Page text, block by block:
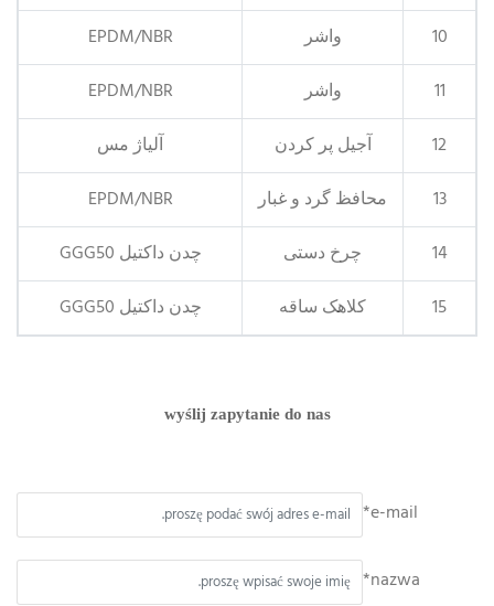
10
واشر
EPDM/NBR
11
واشر
EPDM/NBR
12
آجیل پر کردن
آلیاژ مس
13
محافظ گرد و غبار
EPDM/NBR
14
چرخ دستی
چدن داکتیل GGG50
15
کلاهک ساقه چدن داکتیل GGG50
wyślij zapytanie do nas
e-mail*
nazwa*